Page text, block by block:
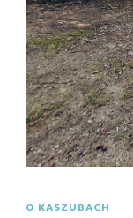
O KASZUBACH